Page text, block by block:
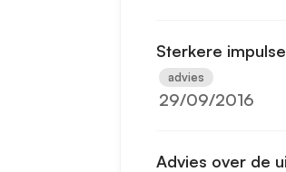
Sterkere
advies
29/09/2016
Advies over de